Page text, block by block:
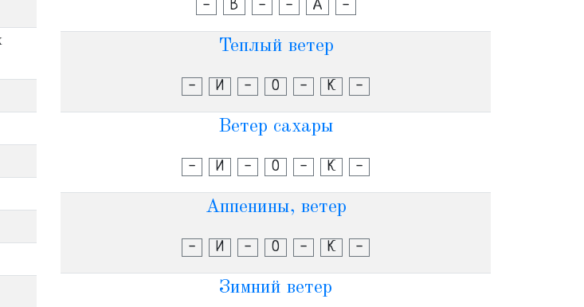
- В - - А -
Теплый ветер
- И - О - К -
Ветер сахары
- И - О - К -
Аппенины, ветер
- И - О - К -
Зимний ветер